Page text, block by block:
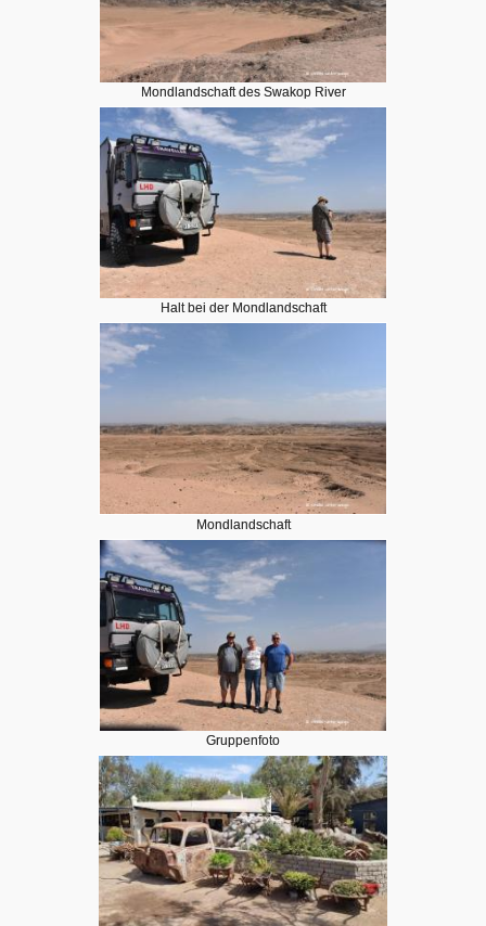
Mondlandschaft des Swakop River
Halt bei der Mondlandschaft
Mondlandschaft
Gruppenfoto